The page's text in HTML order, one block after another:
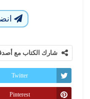
شارك الكتاب مع
Twitter
Pinterest